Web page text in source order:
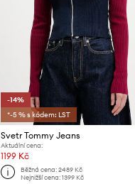
-14%
*-5 % s kódem: LST
Svetr Tommy Jeans
Aktuální cena:
1199 Kč
Běžná cena: 2489 Kč
Nejnižší cena: 1399 Kč